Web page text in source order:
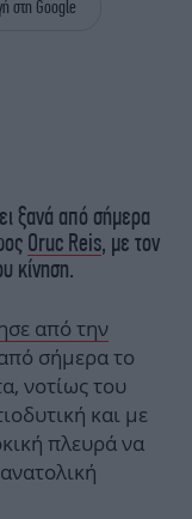
στη Google
ξανά από σήμερα
Oruc Reis, με τον
κίνηση.
από την
σήμερα το
νοτίως του
και με
πλευρά να